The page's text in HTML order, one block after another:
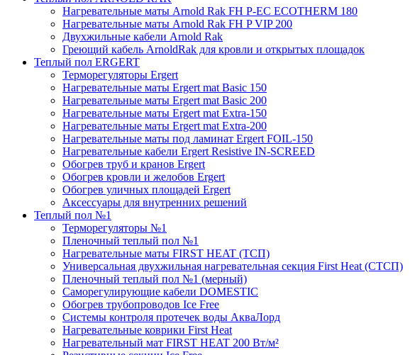
Нагревательные маты Arnold Rak FH P-EC ECOTHERM 180
Нагревательные маты Arnold Rak FH P VIP 200
Двухжильные кабели Arnold Rak
Греющий кабель ArnoldRak для кровли и открытых площадок
Теплый пол ERGERT
Терморегуляторы Ergert
Нагревательные маты Ergert mat Basic 150
Нагревательные маты Ergert mat Basic 200
Нагревательные маты Ergert mat Extra-150
Нагревательные маты Ergert mat Extra-200
Нагревательные маты под ламинат Ergert FOIL-150
Нагревательные кабели Ergert Resistive IN-SCREED
Обогрев труб и кранов Ergert
Обогрев кровли и желобов Ergert
Обогрев уличных площадей Ergert
Аксессуары для внутренних решений
Теплый пол №1
Терморегуляторы №1
Пленочный теплый пол №1
Нагревательные маты FIRST HEAT (ТСП)
Универсальная двухжильная нагревательная секция First Heat (СТСП)
Пленочный теплый пол №1 (мерный)
Саморегулирующие кабели DOMESTIC
Обогрев трубопроводов Ice Free
Системы контроля протечек воды АкваЛорд
Нагревательные коврики First Heat
Нагревательный мат FIRST HEAT 200 Вт/м²